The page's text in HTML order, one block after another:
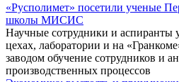
«Русполимет» посетили ученые
школы МИСИС
Научные сотрудники и аспиранты
цехах, лаборатории и на
заводом обучение сотрудников и
производственных процессов